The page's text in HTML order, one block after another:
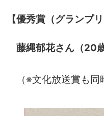
【優秀賞（グランプリ
藤縄郁花さん（20
（※文化放送賞も同